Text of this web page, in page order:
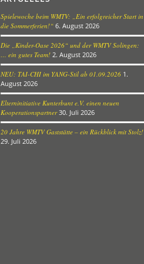
Spielewoche beim WMTV: „Ein erfolgreicher Start in
die Sommerferien!“ 6. August 2026
Die „Kinder-Oase 2026“ und der WMTV Solingen:
… ein gutes Team! 2. August 2026
NEU: TAI-CHI im YANG-Stil ab 01.09.2026 1.
August 2026
Elterninitiative Kunterbunt e.V. einen neuen
Kooperationspartner 30. Juli 2026
20 Jahre WMTV Gaststätte – ein Rückblick mit Stolz!
29. Juli 2026